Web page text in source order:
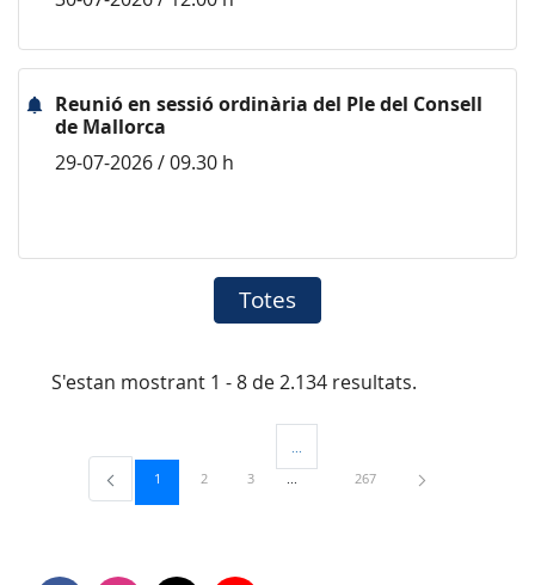
Reunió en sessió ordinària del Ple del Consell
de Mallorca
29-07-2026 / 09.30 h
Totes
S'estan mostrant 1 - 8 de 2.134 resultats.
Pàgina
1 Pàgina
2 Pàgina
3
Pàgines intermèdies Utilitzeu TAB per
Pàgina
267